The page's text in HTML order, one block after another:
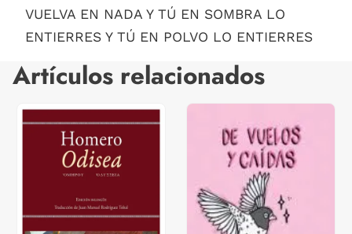
VUELVA EN NADA Y TÚ EN SOMBRA LO
ENTIERRES Y TÚ EN POLVO LO ENTIERRES
Artículos relacionados